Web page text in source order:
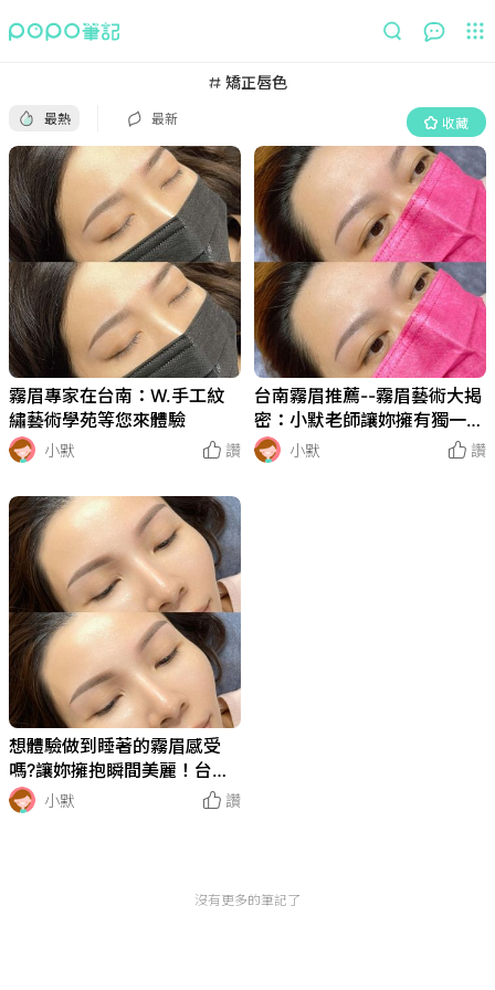
矯正唇色
最熱 最新 收藏
收藏
霧眉專家在台南：W.手工紋
繡藝術學苑等您來體驗
小默
讚
台南霧眉推薦--霧眉藝術大揭
密：小默老師讓妳擁有獨一無
二的客制眉毛~
小默 讚
想體驗做到睡著的霧眉感受
嗎?讓妳擁抱瞬間美麗！台南
霧眉W.手工紋繡藝術學苑，
為你重新定義完美眉型
小默 讚
沒有更多的筆記了